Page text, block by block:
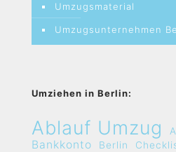
Umzugsmaterial
Umzugsunternehmen
Umziehen in Berlin:
Ablauf Umzug
Bankkonto
Berlin